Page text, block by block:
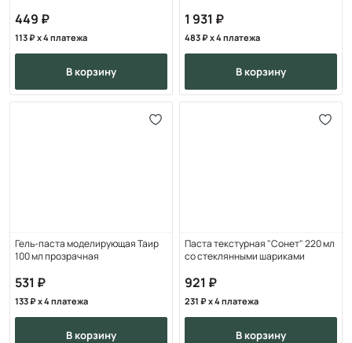
449
113 x 4 платежа
в корзину
1 931
483 x 4 платежа
в корзину
Гель-паста моделирующая Таир
100 мл прозрачная
531
133 x 4 платежа
в корзину
Паста текстурная "Сонет" 220 мл
со стеклянными шариками
921
231 x 4 платежа
в корзину